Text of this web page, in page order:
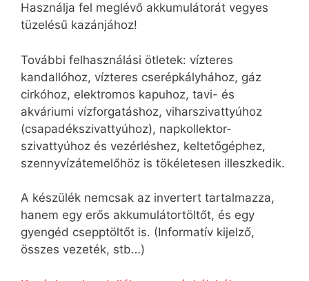
Használja fel meglévő akkumulátorát vegyes
tüzelésű kazánjához!
További felhasználási ötletek: vízteres
kandallóhoz, vízteres cserépkályhához, gáz
cirkóhoz, elektromos kapuhoz, tavi- és
akváriumi vízforgatáshoz, viharszivattyúhoz
(csapadékszivattyúhoz), napkollektor-
szivattyúhoz és vezérléshez, keltetőgéphez,
szennyvízátemelőhöz is tökéletesen illeszkedik.
A készülék nemcsak az invertert tartalmazza,
hanem egy erős akkumulátortöltőt, és egy
gyengéd csepptöltőt is. (Informatív kijelző,
összes vezeték, stb…)